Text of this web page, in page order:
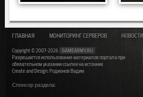
ГЛАВНАЯ МОНИТОРИНГ СЕРВЕРОВ НОВОСТИ
Copyright © 2007-2026
GAMEARMY.RU
Разрешается использование материалов портала при
обязательном указании ссылки на источник
Create and Design: Родионов Вадим
Спонсор раздела: